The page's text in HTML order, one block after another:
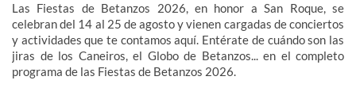
Las Fiestas de Betanzos 2026, en honor a San Roque, se
celebran del 14 al 25 de agosto y vienen cargadas de conciertos
y actividades que te contamos aquí. Entérate de cuándo son las
jiras de los Caneiros, el Globo de Betanzos... en el completo
programa de las Fiestas de Betanzos 2026.